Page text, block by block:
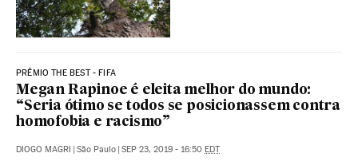
PRÊMIO THE BEST - FIFA
Megan Rapinoe é eleita melhor do mundo:
“Seria ótimo se todos se posicionassem contra
homofobia e racismo”
DIOGO MAGRI São Paulo SEP 23, 2019 - 16:50 EDT